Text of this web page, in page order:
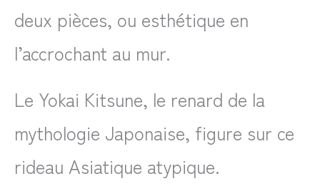
deux pièces, ou esthétique en
l’accrochant au mur.
Le Yokai Kitsune, le renard de la
mythologie Japonaise, figure sur ce
rideau Asiatique atypique.